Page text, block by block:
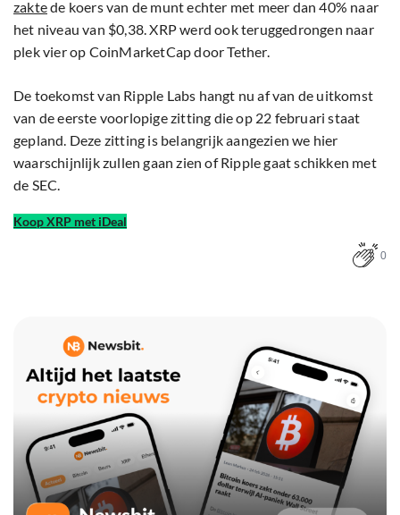
zaktede koers van de munt echter met meer dan 40% naar
het niveau van $0,38. XRP werd ook teruggedrongen naar
plek vier op CoinMarketCap door Tether.
De toekomst van Ripple Labs hangt nu af van de uitkomst
van de eerste voorlopige zitting die op 22 februari staat
gepland. Deze zitting is belangrijk aangezien we hier
waarschijnlijk zullen gaan zien of Ripple gaat schikken met
de SEC.
Koop XRP met iDeal
0